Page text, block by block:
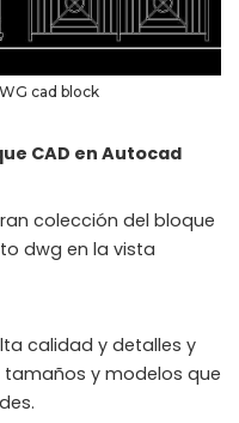
cad block
CAD en Autocad
colección del bloque
dwg en la vista
calidad y detalles y
y modelos que